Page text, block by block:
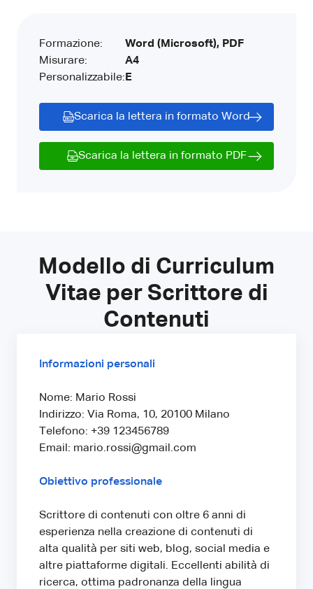
Formazione:
Misurare:
Personalizzabile:
Word (Microsoft), PDF
A4
E
Scarica la lettera in formato Word
Scarica la lettera in formato PDF
Modello di Curriculum
Vitae per Scrittore di
Contenuti
Informazioni personali
Nome: Mario Rossi
Indirizzo: Via Roma, 10, 20100 Milano
Telefono: +39 123456789
Email: mario.rossi@gmail.com
Obiettivo professionale
Scrittore di contenuti con oltre 6 anni di
esperienza nella creazione di contenuti di
alta qualità per siti web, blog, social media e
altre piattaforme digitali. Eccellenti abilità di
ricerca, ottima padronanza della lingua